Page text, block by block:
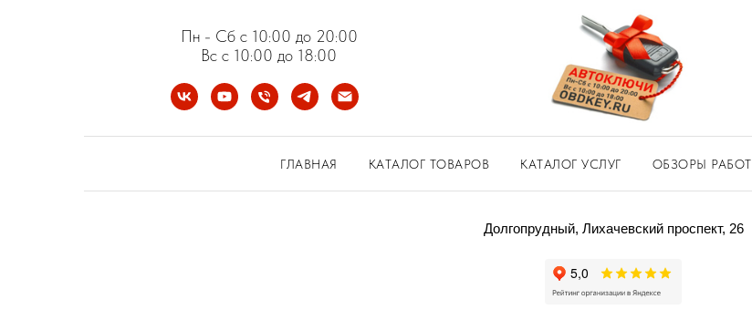
Пн - Сб с 10:00 до 20:00
Вс с 10:00 до 18:00
ГЛАВНАЯ КАТАЛОГ ТОВАРОВ КАТАЛОГ УСЛУГ ОБЗОРЫ РАБОТ
Долгопрудный, Лихачевский проспект, 26